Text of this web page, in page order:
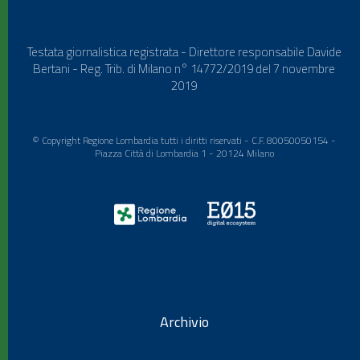
Testata giornalistica registrata - Direttore responsabile Davide
Bertani - Reg. Trib. di Milano n° 14772/2019 del 7 novembre
2019
© Copyright Regione Lombardia tutti i diritti riservati - C.F. 80050050154 -
Piazza Città di Lombardia 1 - 20124 Milano
Archivio